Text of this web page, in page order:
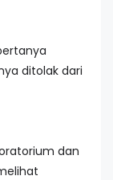
ditolak dari
dan